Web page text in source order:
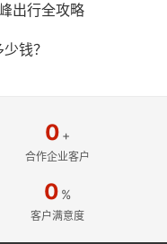
出行全攻略
钱？
0 +
合作企业客户
0 %
客户满意度